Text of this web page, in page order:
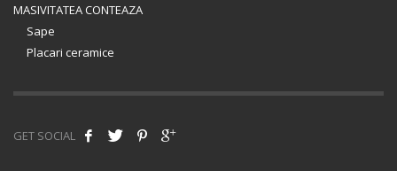
MASIVITATEA CONTEAZA
Sape
Placari ceramice
GET SOCIAL